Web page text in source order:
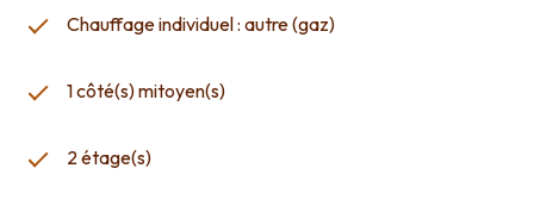
est exposé sont disponibles sur le site georisques.gouv.fr
Chauffage individuel : autre (gaz)
1 côté(s) mitoyen(s)
2 étage(s)